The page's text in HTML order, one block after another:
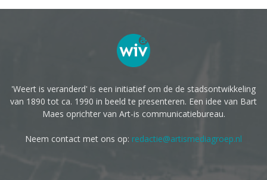
'Weert is veranderd' is een initiatief om de de stadsontwikkeling
van 1890 tot ca. 1990 in beeld te presenteren. Een idee van Bart
Maes oprichter van Art-is communicatiebureau.
Neem contact met ons op: redactie@artismediagroep.nl